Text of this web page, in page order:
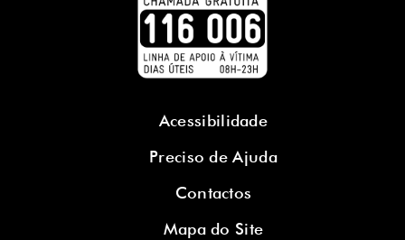
Acessibilidade
Preciso de Ajuda
Contactos
Mapa do Site